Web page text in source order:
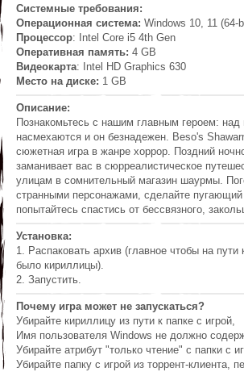
Системные требования:
Операционная система: Windows 10, 11 (64-
Процессор: Intel Core i5 4th Gen
Оперативная память: 4 GB
Видеокарта: Intel HD Graphics 630
Место на диске: 1 GB
Описание:
Познакомьтесь с нашим главным героем:
насмехаются и он безнадежен. Beso's
сюжетная игра в жанре хоррор. Поздний
заманивает вас в сюрреалистическое
улицам в сомнительный магазин шаурмы.
странными персонажами, сделайте
попытайтесь спастись от бессвязного,
Установка:
1. Распаковать архив (главное чтобы на пути
было кириллицы).
2. Запустить.
Почему игра может не запускаться?
Убирайте кириллицу из пути к папке с игрой,
Имя пользователя Windows не должно
Убирайте атрибут "только чтение" с папки с
Убирайте папку с игрой из торрент-клиента,